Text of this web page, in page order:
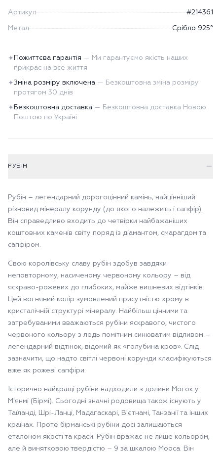
Артикул #214361
Метал Срібло 925°
✦ Пожиттєва гарантія — Ми гарантуємо якість наших
прикрас на все життя
✦Зміна розміру включена — Безкоштовна зміна розміру
протягом 30 днів
✦ Безкоштовна доставка — Безкоштовна доставка Новою
Поштою по Україні
РУБІН
Рубін – легендарний дорогоцінний камінь, найцінніший
різновид мінералу корунду (до якого належить і сапфір).
Він справедливо входить до четвірки найбажаніших
коштовних каменів світу поряд із діамантом, смарагдом та
сапфіром.
Свою королівську славу рубін здобув завдяки
неповторному, насиченому червоному кольору – від
яскраво-рожевих до глибоких, майже вишневих відтінків.
Цей вогняний колір зумовлений присутністю хрому в
кристалічній структурі мінералу. Найбільш цінними та
затребуваними вважаються рубіни яскравого, чистого
червоного кольору з ледь помітним синюватим відливом –
легендарний відтінок, відомий як «голубина кров». Слід
зазначити, що надто світлі червоні корунди класифікуються
вже як рожеві сапфіри.
Історично найкращі рубіни надходили з долини Могок у
М'янмі (Бірмі). Сьогодні значні родовища також існують у
Таїланді, Шрі-Ланці, Мадагаскарі, В'єтнамі, Танзанії та інших
країнах. Проте бірманські рубіни досі залишаються
еталоном якості та краси. Рубін вражає не лише кольором,
але й винятковою твердістю – 9 за шкалою Мооса. Він